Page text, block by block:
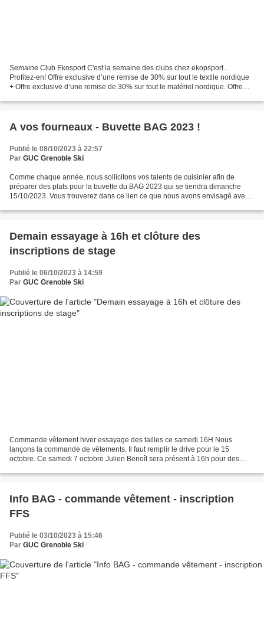
Semaine Club Ekosport C'est la semaine des clubs chez ekopsport...
Profitez-en! Offre exclusive d’une remise de 30% sur tout le textile nordique
+ Offre exclusive d’une remise de 30% sur tout le matériel nordique. Offre
A vos fourneaux - Buvette BAG 2023 !
Publié le 08/10/2023 à 22:57
Par GUC Grenoble Ski
Comme chaque année, nous sollicitons vos talents de cuisinier afin de
préparer des plats pour la buvette du BAG 2023 qui se tiendra dimanche
15/10/2023. Vous trouverez dans ce lien ce que nous avons envisagé avec
Demain essayage à 16h et clôture des
inscriptions de stage
Publié le 06/10/2023 à 14:59
Par GUC Grenoble Ski
Commande vêtement hiver essayage des tailles ce samedi 16H Nous
lançons la commande de vêtements. Il faut remplir le drive pour le 15
octobre. Ce samedi 7 octobre Julien Benoît sera présent à 16h pour des
Info BAG - commande vêtement - inscription
FFS
Publié le 03/10/2023 à 15:46
Par GUC Grenoble Ski